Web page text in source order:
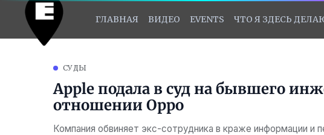
ГЛАВНАЯ ВИДЕО EVENTS ЧТО Я ЗДЕСЬ
СУДЫ
Apple подала в суд на бывшего
отношении Oppo
Компания обвиняет экс-сотрудника в краже информации и